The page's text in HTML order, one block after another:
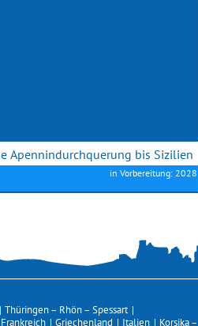
Apennindurchquerung bis Sizilien
in Vorbereitung: 2028
| Thüringen – Rhön – Spessart |
Frankreich | Griechenland | Italien | Korsika –